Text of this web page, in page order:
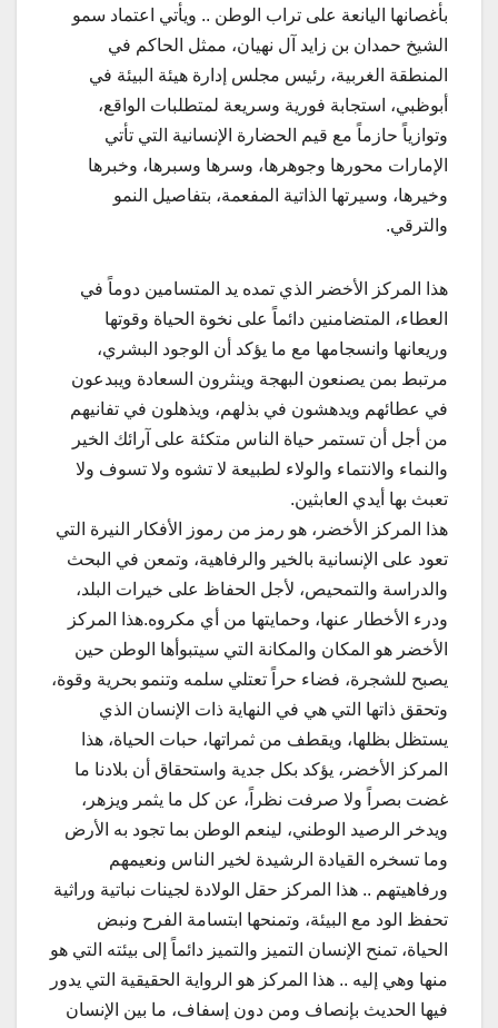
بأغصانها اليانعة على تراب الوطن .. ويأتي اعتماد سمو
الشيخ حمدان بن زايد آل نهيان، ممثل الحاكم في
المنطقة الغربية، رئيس مجلس إدارة هيئة البيئة في
أبوظبي، استجابة فورية وسريعة لمتطلبات الواقع،
وتوازياً حازماً مع قيم الحضارة الإنسانية التي تأتي
الإمارات محورها وجوهرها، وسرها وسبرها، وخبرها
وخيرها، وسيرتها الذاتية المفعمة، بتفاصيل النمو
والترقي.
هذا المركز الأخضر الذي تمده يد المتسامين دوماً في
العطاء، المتضامنين دائماً على نخوة الحياة وقوتها
وريعانها وانسجامها مع ما يؤكد أن الوجود البشري،
مرتبط بمن يصنعون البهجة وينثرون السعادة ويبدعون
في عطائهم ويدهشون في بذلهم، ويذهلون في تفانيهم
من أجل أن تستمر حياة الناس متكئة على آرائك الخير
والنماء والانتماء والولاء لطبيعة لا تشوه ولا تسوف ولا
تعبث بها أيدي العابثين.
هذا المركز الأخضر، هو رمز من رموز الأفكار النيرة التي
تعود على الإنسانية بالخير والرفاهية، وتمعن في البحث
والدراسة والتمحيص، لأجل الحفاظ على خيرات البلد،
ودرء الأخطار عنها، وحمايتها من أي مكروه.هذا المركز
الأخضر هو المكان والمكانة التي سيتبوأها الوطن حين
يصبح للشجرة، فضاء حراً تعتلي سلمه وتنمو بحرية وقوة،
وتحقق ذاتها التي هي في النهاية ذات الإنسان الذي
يستظل بظلها، ويقطف من ثمراتها، حبات الحياة، هذا
المركز الأخضر، يؤكد بكل جدية واستحقاق أن بلادنا ما
غضت بصراً ولا صرفت نظراً، عن كل ما يثمر ويزهر،
ويدخر الرصيد الوطني، لينعم الوطن بما تجود به الأرض
وما تسخره القيادة الرشيدة لخير الناس ونعيمهم
ورفاهيتهم .. هذا المركز حقل الولادة لجينات نباتية وراثية
تحفظ الود مع البيئة، وتمنحها ابتسامة الفرح ونبض
الحياة، تمنح الإنسان التميز والتميز دائماً إلى بيئته التي هو
منها وهي إليه .. هذا المركز هو الرواية الحقيقية التي يدور
فيها الحديث بإنصاف ومن دون إسفاف، ما بين الإنسان